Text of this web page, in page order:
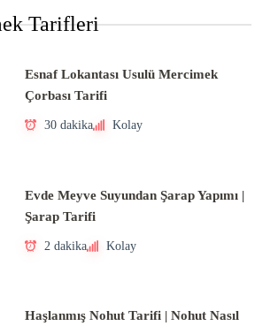
Tarifleri
Esnaf Lokantası Usulü Mercimek
Çorbası Tarifi
30 dakika Kolay
Evde Meyve Suyundan Şarap Yapımı |
Şarap Tarifi
2 dakika Kolay
Haşlanmış Nohut Tarifi | Nohut Nasıl